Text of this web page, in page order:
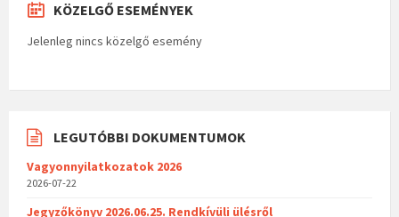
KÖZELGŐ ESEMÉNYEK
Jelenleg nincs közelgő esemény
LEGUTÓBBI DOKUMENTUMOK
Vagyonnyilatkozatok 2026
2026-07-22
Jegyzőkönyv 2026.06.25. Rendkívüli ülésről